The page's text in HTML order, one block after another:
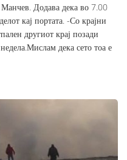
Додава дека во 7.00
кај портата. -Со крајни
другиот крај позади
дека сето тоа е